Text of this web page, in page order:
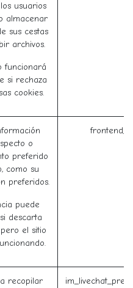
usuarios
almacenar
sus cestas
archivos.
funcionará
si rechaza
cookies.
o
preferido
como su
preferidos.
puede
descarta
el sitio
recopilar